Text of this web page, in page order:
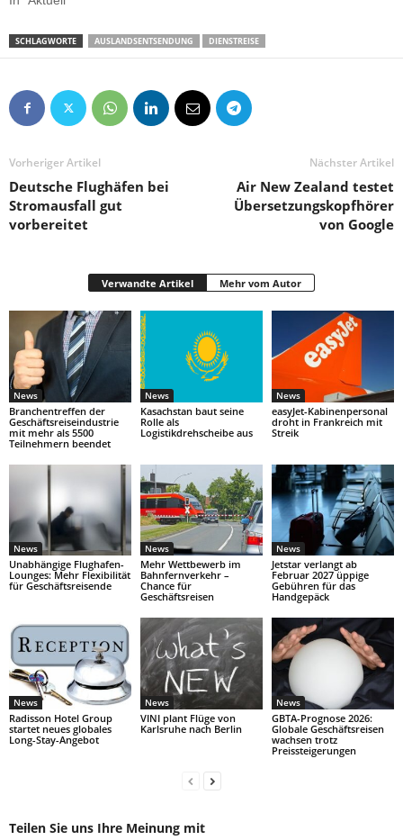
SCHLAGWORTE AUSLANDSENTSENDUNG DIENSTREISE
Vorheriger Artikel
Deutsche Flughäfen bei
Stromausfall gut
vorbereitet
Nächster Artikel
Air New Zealand testet
Übersetzungskopfhörer
von Google
Verwandte Artikel Mehr vom Autor
News
Branchentreffen der
Geschäftsreiseindustrie
mit mehr als 5500
Teilnehmern beendet
News
Kasachstan baut seine
Rolle als
Logistikdrehscheibe aus
News
easyJet-Kabinenpersonal
droht in Frankreich mit
Streik
News
Unabhängige Flughafen-
Lounges: Mehr Flexibilität
für Geschäftsreisende
News
Mehr Wettbewerb im
Bahnfernverkehr –
Chance für
Geschäftsreisen
News
Jetstar verlangt ab
Februar 2027 üppige
Gebühren für das
Handgepäck
News
Radisson Hotel Group
startet neues globales
Long-Stay-Angebot
News
VINI plant Flüge von
Karlsruhe nach Berlin
News
GBTA-Prognose 2026:
Globale Geschäftsreisen
wachsen trotz
Preissteigerungen
Teilen Sie uns Ihre Meinung mit